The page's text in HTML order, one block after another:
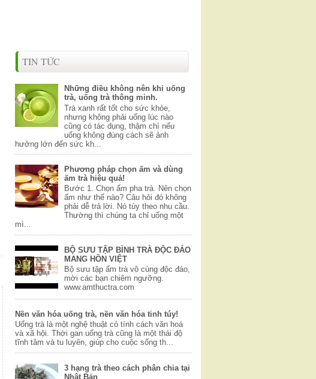
TIN TỨC
Những điều không nên khi uống
trà, uống trà thông minh.
Trà xanh rất tốt cho sức khỏe,
nhưng không phải uống lúc nào
cũng có tác dụng, thậm chí nếu
uống không đúng cách sẽ ảnh
hưởng lớn đến sức kh...
Phương pháp chọn ấm và dùng
ấm trà hiệu quả!
Bước 1. Chọn ấm pha trà. Nên chọn
ấm như thế nào? Câu hỏi đó không
phải dễ trả lời. Nó tùy theo nhu cầu.
Thường thì chúng ta chỉ uống một
mì...
BỘ SƯU TẬP BÌNH TRÀ ĐỘC ĐÁO
MANG HỒN VIỆT
Bộ sưu tập ấm trà vô cùng độc đáo,
mời các bạn chiêm ngưỡng.
www.amthuctra.com
Nền văn hóa uống trà, nền văn hóa tinh túy!
Uống trà là một nghệ thuật có tính cách văn hoá
và xã hội. Thời gan uống trà cũng là một thái độ
tĩnh tâm và tu luyên, giúp cho cuộc sống th...
3 hạng trà theo cách phân chia tại
Nhật Bản